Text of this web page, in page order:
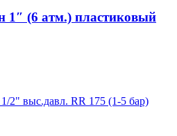
1″ (6 атм.) пластиковый